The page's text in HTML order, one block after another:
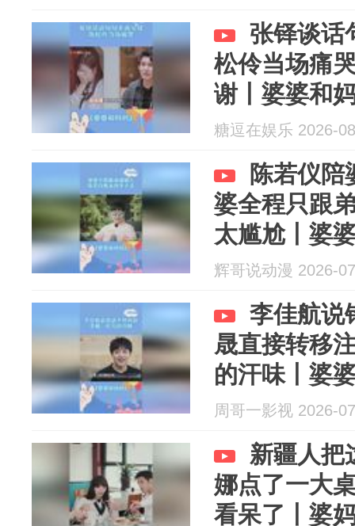
张铎谈话
松伶当场痛
谢丨婆婆和
糖逗在娱乐 2026-
陈若仪陪
婆全程只跟
太尴尬丨婆
辉哥说动漫 2026-
李佳航说
晟直接转移
的汗味丨婆
周哥一影视 2026-
新疆人把
娜点了一大
看呆了丨婆